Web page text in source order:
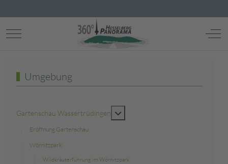
Mobile Menu Toggle Off-
Umgebung
Gartenschau Wassertrüdingen
Eröffnung Gartenschau
Wörnitzpark
Wildkräuterführung im Wörnitzpark